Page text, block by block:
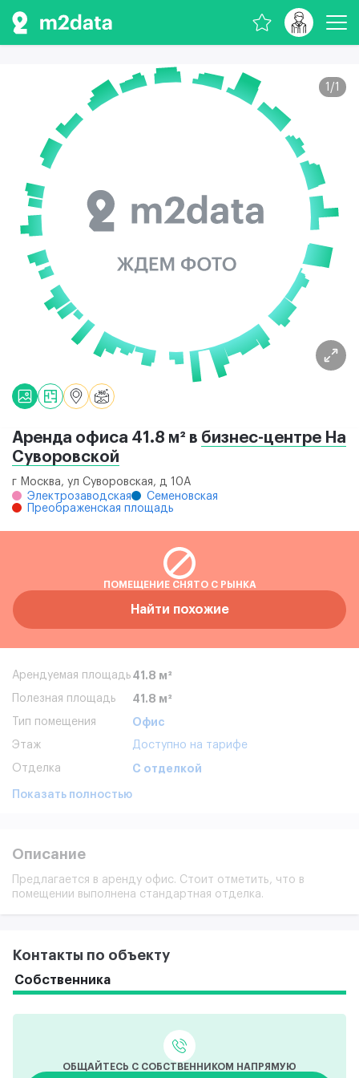
1 /1
Аренда офиса 41.8 м² в бизнес-центре На
Суворовской
г Москва, ул Суворовская, д 10А
Электрозаводская
Семеновская
Преображенская площадь
ПОМЕЩЕНИЕ СНЯТО С РЫНКА
Найти похожие
Арендуемая площадь 41.8 м²
Полезная площадь 41.8 м²
Тип помещения Офис
Этаж Доступно на тарифе
Отделка С отделкой
Показать полностью
Описание
Предлагается в аренду офис. Стоит отметить, что в
помещении выполнена стандартная отделка.
Контакты по объекту
Собственника
ОБЩАЙТЕСЬ С СОБСТВЕННИКОМ НАПРЯМУЮ